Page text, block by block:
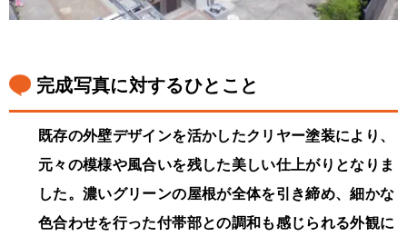
完成写真に対するひとこと
既存の外壁デザインを活かしたクリヤー塗装により、
元々の模様や風合いを残した美しい仕上がりとなりま
した。濃いグリーンの屋根が全体を引き締め、細かな
色合わせを行った付帯部との調和も感じられる外観に